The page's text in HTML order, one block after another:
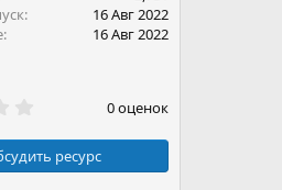
16 Авг 2022
16 Авг 2022
0
0
з
0 оценок
ресурс